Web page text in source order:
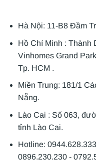
Hà Nội: 11-B8 Đầm
Hồ Chí Minh : Thành
Vinhomes Grand
Tp. HCM .
Miền Trung: 181/1
Nẵng.
Lào Cai : Số 063,
tỉnh Lào Cai.
Hotline:
0896.230.230 -